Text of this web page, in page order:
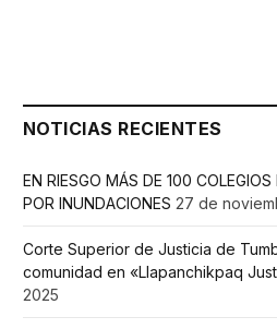
NOTICIAS RECIENTES
EN RIESGO MÁS DE 100
POR INUNDACIONES 27 de
Corte Superior de Justicia de
comunidad en «Llapanchikpaq
2025